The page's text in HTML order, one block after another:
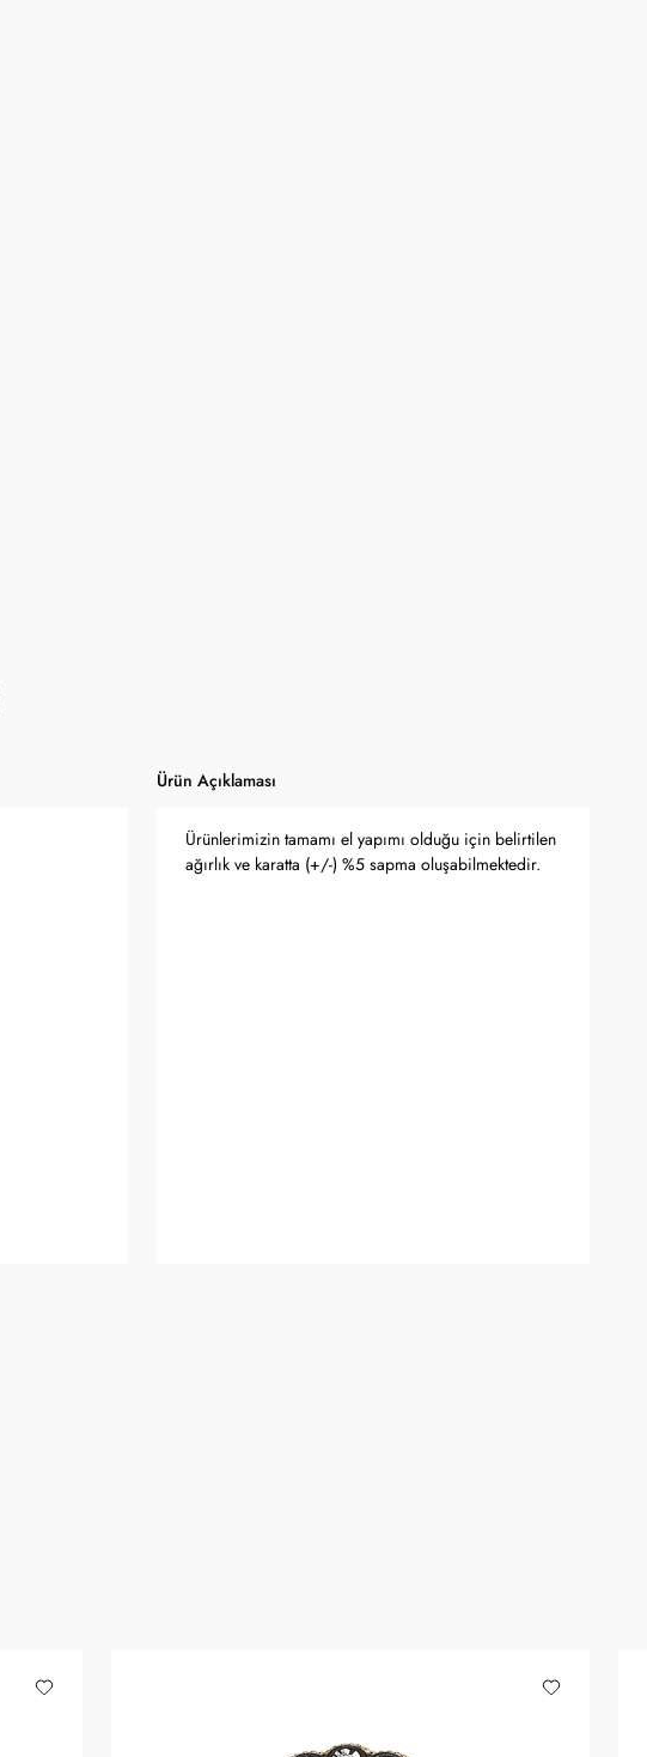
Ürün Açıklaması
Ürünlerimizin tamamı el yapımı olduğu için belirtilen
ağırlık ve karatta (+/-) %5 sapma oluşabilmektedir.